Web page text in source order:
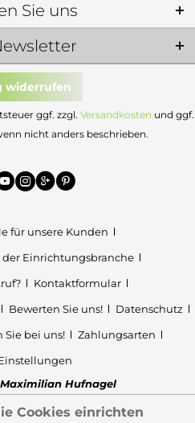
Sie uns
widerrufen
ggf. zzgl. Versandkosten und ggf.
nicht anders beschrieben.
für unsere Kunden
Einrichtungsbranche
Kontaktformular
Bewerten Sie uns!
Datenschutz
Sie bei uns!
Zahlungsarten
Hufnagel
Cookies einrichten